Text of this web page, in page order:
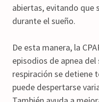
abiertas, evitando que
durante el sueño.
De esta manera, la
episodios de apnea del
respiración se detiene
puede despertarse